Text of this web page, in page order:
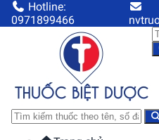
Hotline:
0971899466